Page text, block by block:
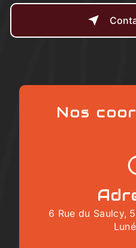
Nos
6 Rue du Saulcy,